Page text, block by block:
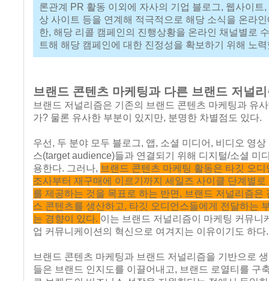
론관계 PR 활동 이외에 자사의 기업 블로그, 웹사이트
상 사이트 등을 연계해 적극적으로 해당 소식을 온라
한, 해당 리콜 캠페인의 진행상황을 온라인 채널별로
트해 해당 캠페인에 대한 진정성을 확보하기 위해 노
브랜드 콘텐츠 마케팅과 다른 브랜드 저널
브랜드 저널리즘은 기존의 브랜드 콘텐츠 마케팅과 유
가? 물론 유사한 부분이 있지만, 분명한 차별점도 있다.
우선, 두 분야 모두 블로그, 앱, 소셜 미디어, 비디오 영
스(target audience)들과 연결되기 위해 디지털/소셜 미
용한다. 그러나, 브랜드 콘텐츠 마케팅 활동은 타깃 오
조사부터 재구매에 이르기까지 세일즈 사이클 단계별
를 제공하는 것을 목표로 하는 반면, 브랜드 저널리즘은
스 콘텐츠를 생산하고, 타깃 오디언스들에게 전달하는
는 경향이 있다. 이는 브랜드 저널리즘이 마케팅 커뮤니
업 커뮤니케이션의 혁신으로 여겨지는 이유이기도 하다.
브랜드 콘텐츠 마케팅과 브랜드 저널리즘을 기반으로
들은 브랜드 인지도를 이끌어내고, 브랜드 로열티를 구